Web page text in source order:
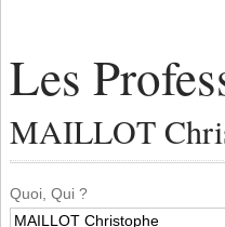
Les
MAILLOT
Quoi, Qui ?